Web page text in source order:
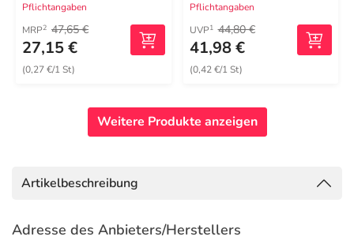
Pflichtangaben
MRP2 47,65 €
27,15 €
(0,27 €/1 St)
Pflichtangaben
UVP1 44,80 €
41,98 €
(0,42 €/1 St)
Weitere Produkte anzeigen
Artikelbeschreibung
Adresse des Anbieters/Herstellers